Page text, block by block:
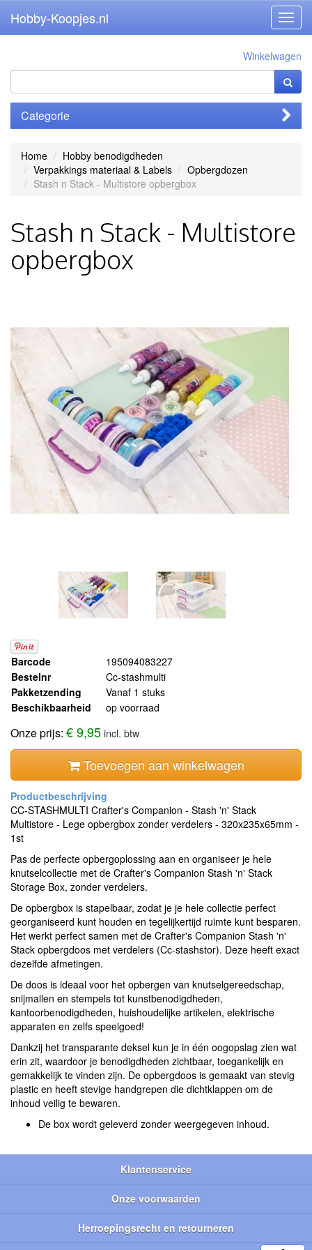
Hobby-Koopjes.nl
Winkelwagen
Categorie
Home
Hobby benodigdheden
Verpakkings materiaal & Labels
Opbergdozen
Stash n Stack - Multistore opbergbox
Stash n Stack - Multistore
opbergbox
Barcode
195094083227
Bestelnr
Cc-stashmulti
Pakketzending
Vanaf 1 stuks
Beschikbaarheid
op voorraad
Onze prijs: € 9,95incl. btw
Toevoegen aan winkelwagen
CC-STASHMULTI Crafter's Companion - Stash 'n' Stack
Multistore - Lege opbergbox zonder verdelers - 320x235x65mm -
1st
Pas de perfecte opbergoplossing aan en organiseer je hele
knutselcollectie met de Crafter's Companion Stash 'n' Stack
Storage Box, zonder verdelers.
De opbergbox is stapelbaar, zodat je je hele collectie perfect
georganiseerd kunt houden en tegelijkertijd ruimte kunt besparen.
Het werkt perfect samen met de Crafter's Companion Stash 'n'
Stack opbergdoos met verdelers (Cc-stashstor). Deze heeft exact
dezelfde afmetingen.
De doos is ideaal voor het opbergen van knutselgereedschap,
snijmallen en stempels tot kunstbenodigdheden,
kantoorbenodigdheden, huishoudelijke artikelen, elektrische
apparaten en zelfs speelgoed!
Dankzij het transparante deksel kun je in één oogopslag zien wat
erin zit, waardoor je benodigdheden zichtbaar, toegankelijk en
gemakkelijk te vinden zijn. De opbergdoos is gemaakt van stevig
plastic en heeft stevige handgrepen die dichtklappen om de
inhoud veilig te bewaren.
De box wordt geleverd zonder weergegeven inhoud.
Klantenservice
Onze voorwaarden
Herroepingsrecht en retourneren